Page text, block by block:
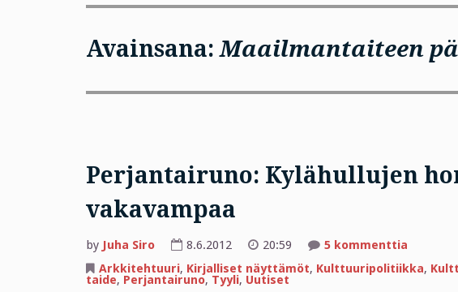
Avainsana:Maailmantaiteen
Perjantairuno: Kylähullujen
vakavampaa
by Juha Siro 8.6.2012 20:59 5 kommenttia
hommia
Arkkitehtuuri, Kirjalliset näyttämöt, Kulttuuripolitiikka,
taide, Perjantairuno, Tyyli, Uutiset